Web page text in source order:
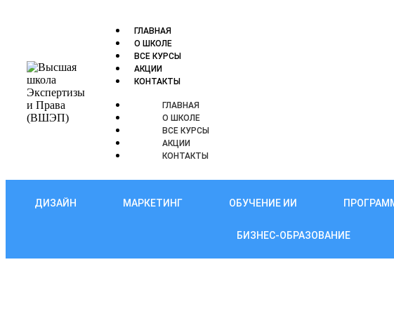
ГЛАВНАЯ
О ШКОЛЕ
ВСЕ КУРСЫ
АКЦИИ
КОНТАКТЫ
ГЛАВНАЯ
О ШКОЛЕ
ВСЕ КУРСЫ
АКЦИИ
КОНТАКТЫ
ДИЗАЙН МАРКЕТИНГ ОБУЧЕНИЕ ИИ
БИЗНЕС-ОБРАЗОВАНИЕ